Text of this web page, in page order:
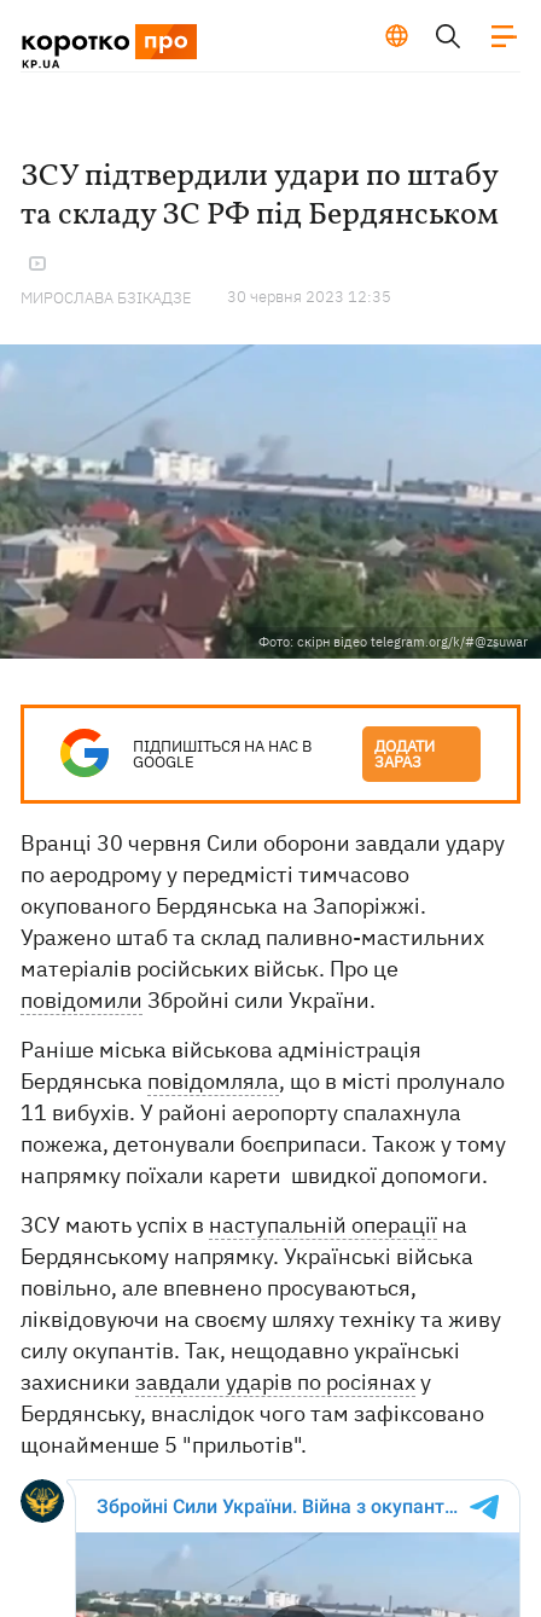
ЗСУ підтвердили удари по штабу
та складу ЗС РФ під Бердянськом
МИРОСЛАВА БЗІКАДЗЕ 30 червня 2023 12:35
Фото: скірн відео telegram.org/k/#@zsuwar
ПІДПИШІТЬСЯ НА НАС В
GOOGLE
ДОДАТИ
ЗАРАЗ
Вранці 30 червня Сили оборони завдали удару
по аеродрому у передмісті тимчасово
окупованого Бердянська на Запоріжжі.
Уражено штаб та склад паливно-мастильних
матеріалів російських військ. Про це
повідомили Збройні сили України.
Раніше міська військова адміністрація
Бердянська повідомляла, що в місті пролунало
11 вибухів. У районі аеропорту спалахнула
пожежа, детонували боєприпаси. Також у тому
напрямку поїхали карети швидкої допомоги.
ЗСУ мають успіх в наступальній операції на
Бердянському напрямку. Українські війська
повільно, але впевнено просуваються,
ліквідовуючи на своєму шляху техніку та живу
силу окупантів. Так, нещодавно українські
захисникизавдали ударів по росіянаху
Бердянську, внаслідок чого там зафіксовано
щонайменше 5 "прильотів".